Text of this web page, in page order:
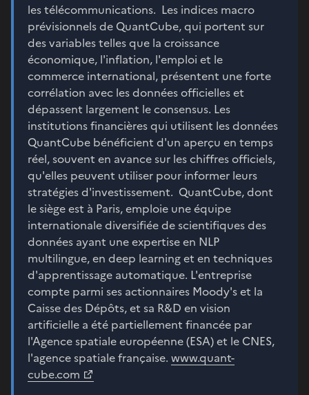
les télécommunications. Les indices macro
prévisionnels de QuantCube, qui portent sur
des variables telles que la croissance
économique, l'inflation, l'emploi et le
commerce international, présentent une forte
corrélation avec les données officielles et
dépassent largement le consensus. Les
institutions financières qui utilisent les données
QuantCube bénéficient d'un aperçu en temps
réel, souvent en avance sur les chiffres officiels,
qu'elles peuvent utiliser pour informer leurs
stratégies d'investissement. QuantCube, dont
le siège est à Paris, emploie une équipe
internationale diversifiée de scientifiques des
données ayant une expertise en NLP
multilingue, en deep learning et en techniques
d'apprentissage automatique. L'entreprise
compte parmi ses actionnaires Moody's et la
Caisse des Dépôts, et sa R&D en vision
artificielle a été partiellement financée par
l'Agence spatiale européenne (ESA) et le CNES,
l'agence spatiale française. www.quant-
cube.com